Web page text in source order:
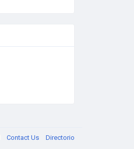
Contact Us Directorio